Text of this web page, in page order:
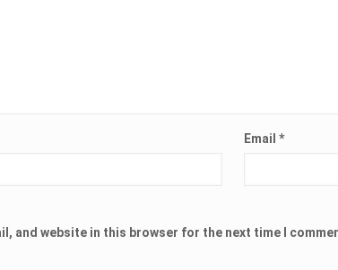
Email*
and website in this browser for the next time I